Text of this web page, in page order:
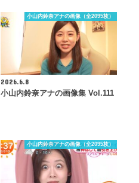
小山内鈴奈アナの画像（全2095枚）
2026.6.8
小山内鈴奈アナの画像集 Vol.111
小山内鈴奈アナの画像（全2095枚）